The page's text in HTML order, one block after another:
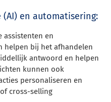
en automatisering:
assistenten en
helpen bij het afhandelen
antwoord en helpen
kunnen ook
personaliseren en
cross-selling